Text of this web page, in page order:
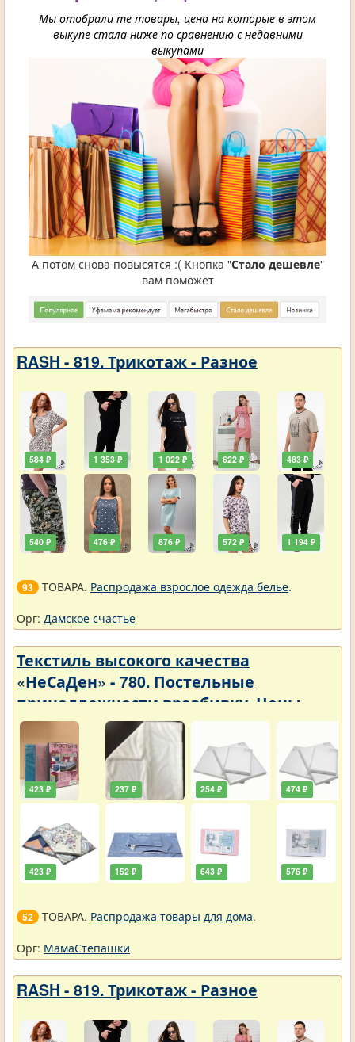
Мы отобрали те товары, цена на которые в этом
выкупе стала ниже по сравнению с недавними
выкупами
А потом снова повысятся :( Кнопка "Стало дешевле"
вам поможет
RASH - 819. Трикотаж - Разное
584 ₽
540 ₽
1 353 ₽
476 ₽
1 022 ₽
876 ₽
622 ₽
572 ₽
483 ₽
1 194 ₽
93 ТОВАРА. Распродажа взрослое одежда белье.
Орг: Дамское счастье
Текстиль высокого качества
«НеСаДен» - 780. Постельные
принадлежности вразбивку. Цены
упали
423 ₽
423 ₽
237 ₽
152 ₽
254 ₽
643 ₽
474 ₽
576 ₽
52 ТОВАРА. Распродажа товары для дома.
Орг: МамаСтепашки
RASH - 819. Трикотаж - Разное